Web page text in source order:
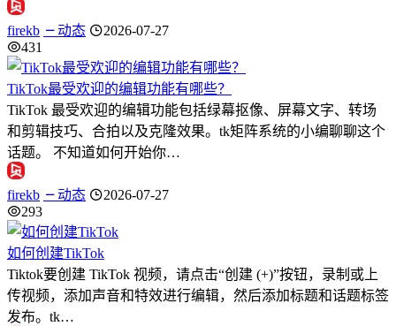
firekb 动态
2026-07-27
431
TikTok最受欢迎的编辑功能有哪些？
TikTok 最受欢迎的编辑功能包括绿幕抠像、屏幕文字、转场
和剪辑技巧、合拍以及克隆效果。tk矩阵系统的小编聊聊这个
话题。 不知道如何开始你…
firekb 动态
2026-07-27
293
如何创建TikTok
Tiktok要创建 TikTok 视频，请点击“创建 (+)”按钮，录制或上
传视频，添加声音和特效进行编辑，然后添加标题和话题标签
发布。tk…